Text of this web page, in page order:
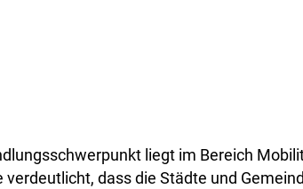
liegt im Bereich
verdeutlicht, dass die Städte und